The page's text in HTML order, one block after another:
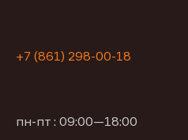
+7 (861) 298-00-18
пн-пт : 09:00—18:00